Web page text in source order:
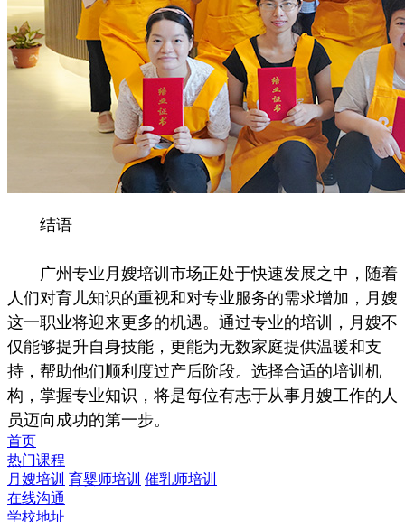
结语
广州专业月嫂培训市场正处于快速发展之中，随着
人们对育儿知识的重视和对专业服务的需求增加，月嫂
这一职业将迎来更多的机遇。通过专业的培训，月嫂不
仅能够提升自身技能，更能为无数家庭提供温暖和支
持，帮助他们顺利度过产后阶段。选择合适的培训机
构，掌握专业知识，将是每位有志于从事月嫂工作的人
员迈向成功的第一步。
首页
热门课程
月嫂培训 育婴师培训 催乳师培训
在线沟通
学校地址